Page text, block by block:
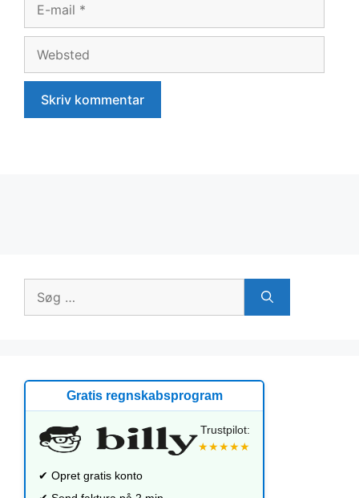
mail
efter:
Gratis regnskabsprogram
Trustpilot:
★★★★★
✔ Opret gratis konto